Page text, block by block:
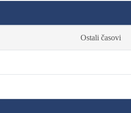
Ostali časovi